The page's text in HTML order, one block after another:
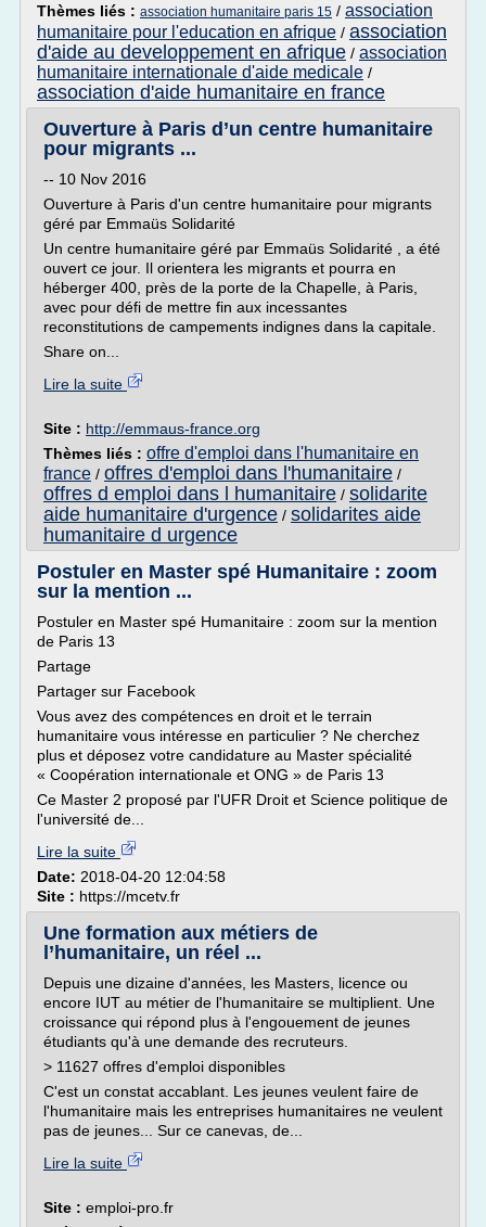
Thèmes liés : association humanitaire paris 15 / association
humanitaire pour l'education en afrique / association
d'aide au developpement en afrique / association
humanitaire internationale d'aide medicale /
association d'aide humanitaire en france
Ouverture à Paris d’un centre humanitaire
pour migrants ...
-- 10 Nov 2016
Ouverture à Paris d'un centre humanitaire pour migrants
géré par Emmaüs Solidarité
Un centre humanitaire géré par Emmaüs Solidarité , a été
ouvert ce jour. Il orientera les migrants et pourra en
héberger 400, près de la porte de la Chapelle, à Paris,
avec pour défi de mettre fin aux incessantes
reconstitutions de campements indignes dans la capitale.
Share on...
Lire la suite
Site : http://emmaus-france.org
Thèmes liés : offre d'emploi dans l'humanitaire en
france / offres d'emploi dans l'humanitaire /
offres d emploi dans l humanitaire / solidarite
aide humanitaire d'urgence / solidarites aide
humanitaire d urgence
Postuler en Master spé Humanitaire : zoom
sur la mention ...
Postuler en Master spé Humanitaire : zoom sur la mention
de Paris 13
Partage
Partager sur Facebook
Vous avez des compétences en droit et le terrain
humanitaire vous intéresse en particulier ? Ne cherchez
plus et déposez votre candidature au Master spécialité
« Coopération internationale et ONG » de Paris 13
Ce Master 2 proposé par l'UFR Droit et Science politique de
l'université de...
Lire la suite
Date: 2018-04-20 12:04:58
Site : https://mcetv.fr
Une formation aux métiers de
l’humanitaire, un réel ...
Depuis une dizaine d'années, les Masters, licence ou
encore IUT au métier de l'humanitaire se multiplient. Une
croissance qui répond plus à l'engouement de jeunes
étudiants qu'à une demande des recruteurs.
> 11627 offres d'emploi disponibles
C'est un constat accablant. Les jeunes veulent faire de
l'humanitaire mais les entreprises humanitaires ne veulent
pas de jeunes... Sur ce canevas, de...
Lire la suite
Site : emploi-pro.fr